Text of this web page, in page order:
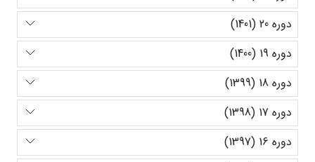
دوره 20 (1401)
دوره 19 (1400)
دوره 18 (1399)
دوره 17 (1398)
دوره 16 (1397)